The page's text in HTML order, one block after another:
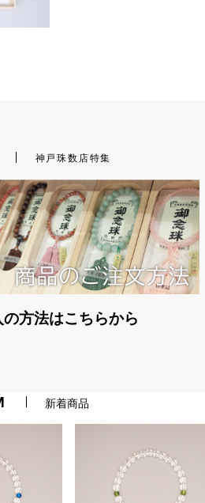
神戸珠数店特集
方法はこちらから
新着商品